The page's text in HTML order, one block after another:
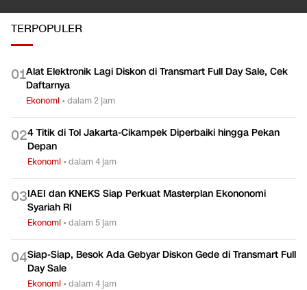
TERPOPULER
01Alat Elektronik Lagi Diskon di Transmart Full Day Sale, Cek
Daftarnya
Ekonomi •dalam 2 jam
024 Titik di Tol Jakarta-Cikampek Diperbaiki hingga Pekan
Depan
Ekonomi •dalam 4 jam
03IAEI dan KNEKS Siap Perkuat Masterplan Ekononomi
Syariah RI
Ekonomi •dalam 5 jam
04Siap-Siap, Besok Ada Gebyar Diskon Gede di Transmart Full
Day Sale
Ekonomi •dalam 4 jam